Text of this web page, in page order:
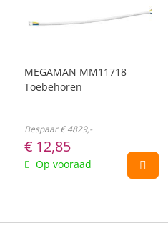
MEGAMAN MM11718
Toebehoren
Bespaar € 4829,-
€ 12,85
Op vooraad